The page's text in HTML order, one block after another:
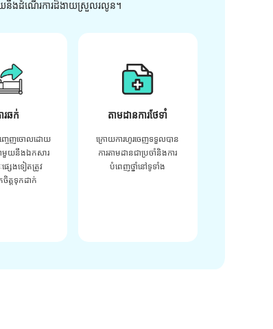
នឹងដំណើរការដ៏ងាយស្រួលរលូន។
រឆក់
ញ្ចេញចោលដោយ
ាមួយនឹងឯកសារ
ផ្សេងទៀតត្រូវ
ត្តទុកដាក់
តាមដានការថែទាំ
ក្រោយ​ការ​ហូរ​ចេញ​ទទួល​បាន​
ការ​តាមដាន​ជា​ប្រចាំ​និង​ការ​
បំពេញ​ថ្នាំ​នៅ​ទូទាំង​